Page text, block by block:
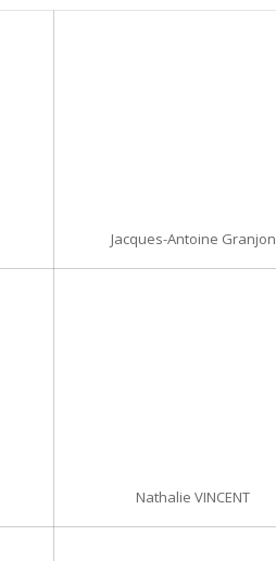
Jacques-Antoine Granjon
Nathalie VINCENT